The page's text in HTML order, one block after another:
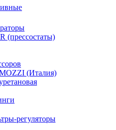
(прессостаты)
(Италия)
регуляторы